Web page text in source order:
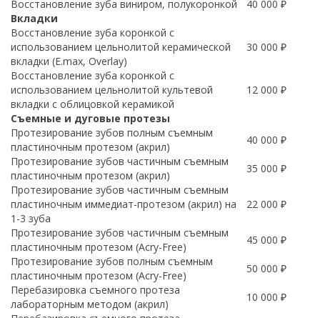
Восстановление зуба виниром, полукоронкой
40 000 ₽
Вкладки
Восстановление зуба коронкой с
использованием цельнолитой керамической
вкладки (E.max, Overlay)
30 000 ₽
Восстановление зуба коронкой с
использованием цельнолитой культевой
вкладки с облицовкой керамикой
12 000 ₽
Съемные и дуговые протезы
Протезирование зубов полным съемным
пластиночным протезом (акрил)
40 000 ₽
Протезирование зубов частичным съемным
пластиночным протезом (акрил)
35 000 ₽
Протезирование зубов частичным съемным
пластиночным иммедиат-протезом (акрил) на
1-3 зуба
22 000 ₽
Протезирование зубов частичным съемным
пластиночным протезом (Acry-Free)
45 000 ₽
Протезирование зубов полным съемным
пластиночным протезом (Acry-Free)
50 000 ₽
Перебазировка съемного протеза
лабораторным методом (акрил)
10 000 ₽